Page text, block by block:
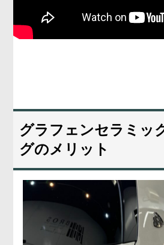
グラフェンセラミッ
グのメリット